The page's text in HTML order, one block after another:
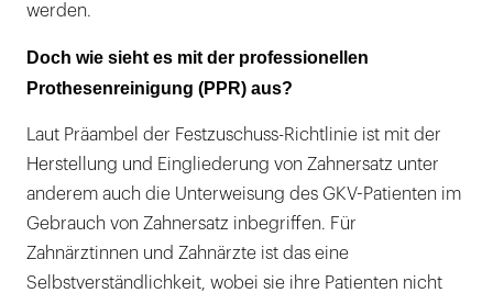
werden.
Doch wie sieht es mit der professionellen
Prothesenreinigung (PPR) aus?
Laut Präambel der Festzuschuss-Richtlinie ist mit der
Herstellung und Eingliederung von Zahnersatz unter
anderem auch die Unterweisung des GKV-Patienten im
Gebrauch von Zahnersatz inbegriffen. Für
Zahnärztinnen und Zahnärzte ist das eine
Selbstverständlichkeit, wobei sie ihre Patienten nicht